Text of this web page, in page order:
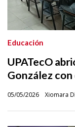
UPATecO
González
Xiomara
Educación
05/05/2026